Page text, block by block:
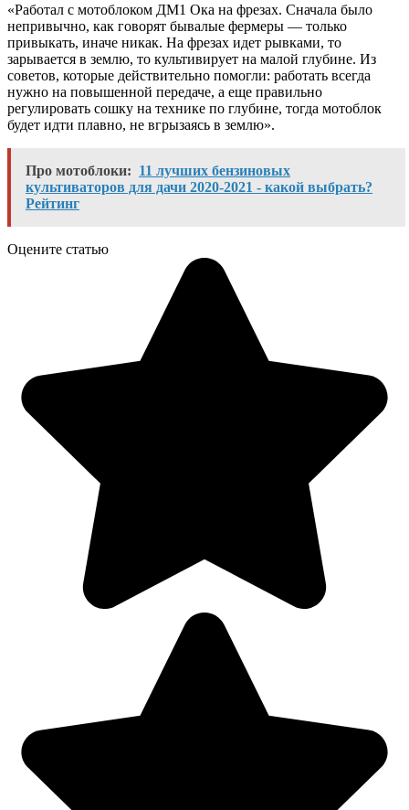
«Работал с мотоблоком ДМ1 Ока на фрезах. Сначала было
непривычно, как говорят бывалые фермеры — только
привыкать, иначе никак. На фрезах идет рывками, то
зарывается в землю, то культивирует на малой глубине. Из
советов, которые действительно помогли: работать всегда
нужно на повышенной передаче, а еще правильно
регулировать сошку на технике по глубине, тогда мотоблок
будет идти плавно, не вгрызаясь в землю».
Про мотоблоки: 11 лучших бензиновых
культиваторов для дачи 2020-2021 - какой выбрать?
Рейтинг
Оцените статью